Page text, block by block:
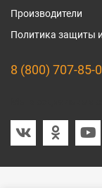
Производители
Политика защиты
8 (800) 707-85-